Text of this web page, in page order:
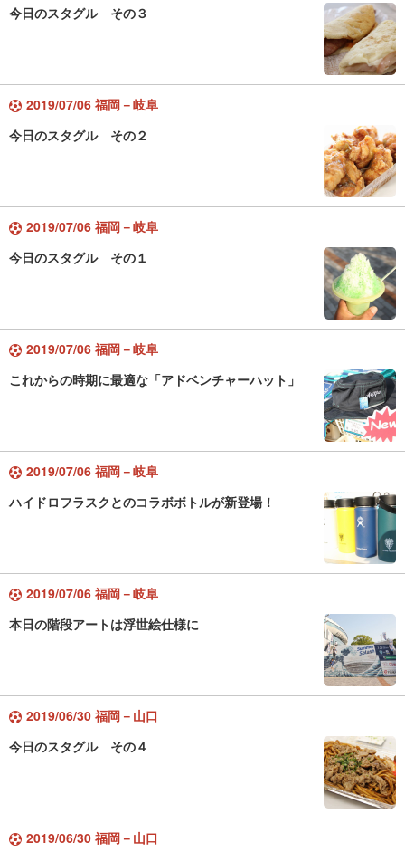
今日のスタグル その３
2019/07/06 福岡－岐阜
今日のスタグル その２
2019/07/06 福岡－岐阜
今日のスタグル その１
2019/07/06 福岡－岐阜
これからの時期に最適な「アドベンチャーハット」
2019/07/06 福岡－岐阜
ハイドロフラスクとのコラボボトルが新登場！
2019/07/06 福岡－岐阜
本日の階段アートは浮世絵仕様に
2019/06/30 福岡－山口
今日のスタグル その４
2019/06/30 福岡－山口